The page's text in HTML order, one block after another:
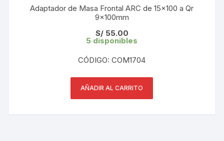
Adaptador de Masa Frontal ARC de 15×100 a Qr
9x100mm
S/55.00
5 disponibles
CÓDIGO: COM1704
AÑADIR AL CARRITO